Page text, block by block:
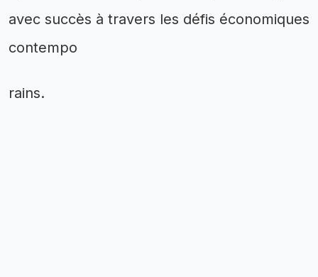
avec succès à travers les défis économiques
contempo
rains.